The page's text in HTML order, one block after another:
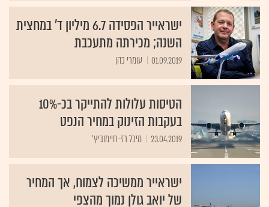
ישראייר הפסידה 6.7 מיליון ד' במחצית
השנה; מכירתה מתעכבת
01.09.2019 עומרי כהן
הטיסות עלולות להתייקר בכ-10%
בעקבות הזינוק במחיר הנפט
23.04.2019 מיכל רז-חיימוביץ'
ישראייר ממשיכה לצמוח, אך המחיר
של יואב גולן נמוך מהצפי